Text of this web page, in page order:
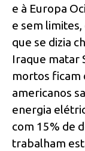
e à Europa
e sem
que se dizia
Iraque matar
mortos ficam
americanos
energia
com 15% de
trabalham